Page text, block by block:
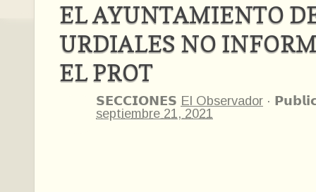
EL AYUNTAMIENTO
URDIALES NO
EL PROT
𝗦𝗘𝗖𝗖𝗜𝗢𝗡𝗘𝗦 El Observador ·
septiembre 21, 2021